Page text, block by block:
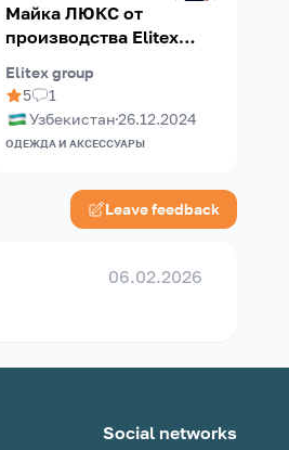
Майка ЛЮКС от
производства Elitex
тираж-500шт.Пенье 135-
140граммаж.
Elitex group
5
1
Узбекистан26.12.2024
ОДЕЖДА И АКСЕССУАРЫ
Leave feedback
06.02.2026
Social networks